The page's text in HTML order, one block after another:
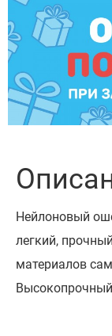
Нейлоновый
легкий,
материалов
Высокопрочный